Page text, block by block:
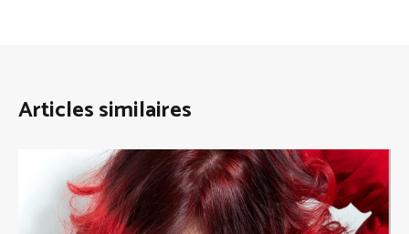
Articles similaires